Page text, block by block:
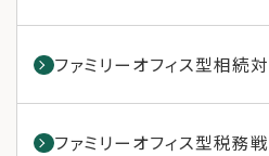
ファミリーオフィス型相続
ファミリーオフィス型税務